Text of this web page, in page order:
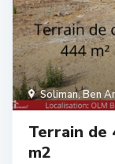
Soliman,Ben
Terrain de
m2